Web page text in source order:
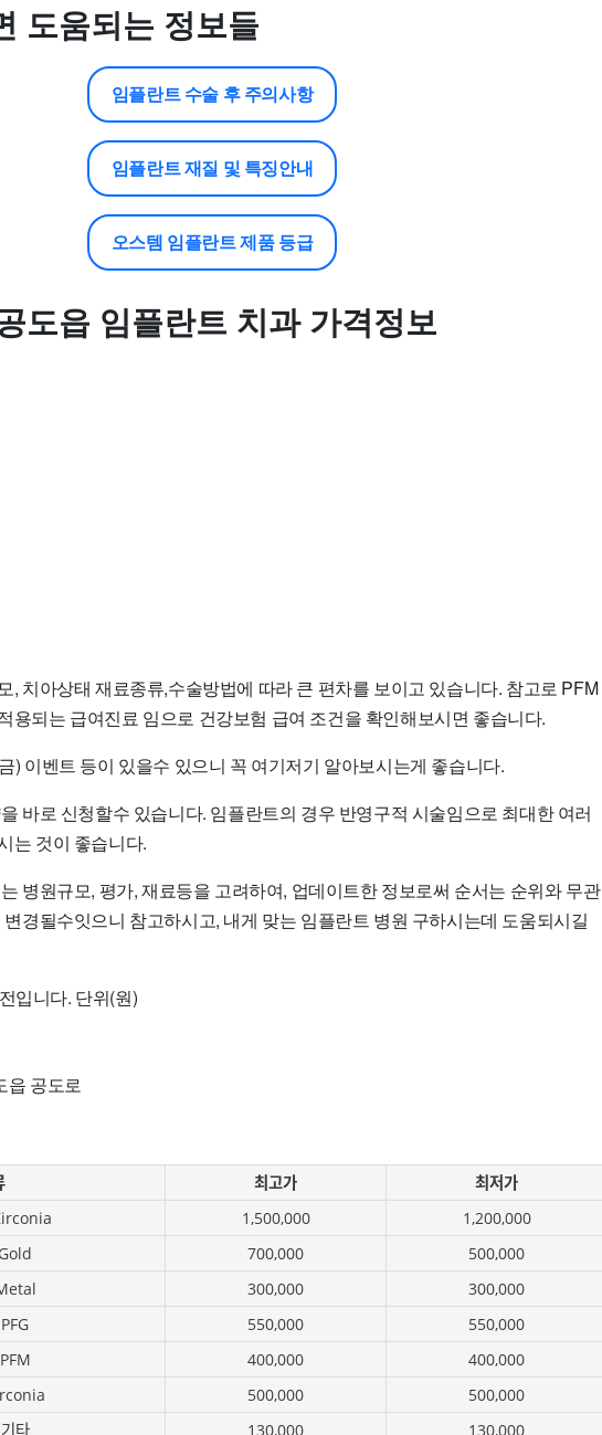
도움되는 정보들
임플란트 수술 후 주의사항
임플란트 재질 및 특징안내
오스템 임플란트 제품 등급
도읍 임플란트 치과 가격정보
, 치아상태 재료종류,수술방법에 따라 큰 편차를 보이고 있습니다. 참고로 PFM
용되는 급여진료 임으로 건강보험 급여 조건을 확인해보시면 좋습니다.
) 이벤트 등이 있을수 있으니 꼭 여기저기 알아보시는게 좋습니다.
바로 신청할수 있습니다. 임플란트의 경우 반영구적 시술임으로 최대한 여러
는 것이 좋습니다.
병원규모, 평가, 재료등을 고려하여, 업데이트한 정보로써 순서는 순위와 무관
경될수잇으니 참고하시고, 내게 맞는 임플란트 병원 구하시는데 도움되시길
입니다. 단위(원)
읍 공도로
최고가
최저가
1,500,000
1,200,000
700,000
500,000
300,000
300,000
550,000
550,000
400,000
400,000
500,000
500,000
타
130,000 130,000